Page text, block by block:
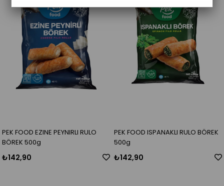
PEK FOOD EZINE PEYNIRLI RULO
BÖREK 500g
₺142,90
PEK FOOD ISPANAKLI RULO BÖREK
500g
₺142,90